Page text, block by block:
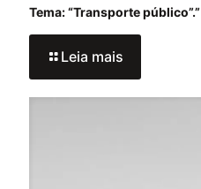
Tema: “Transporte público”.”
Leia mais